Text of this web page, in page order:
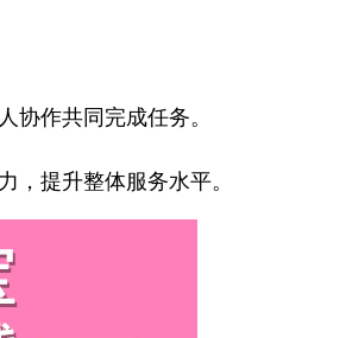
作共同完成任务。
提升整体服务水平。